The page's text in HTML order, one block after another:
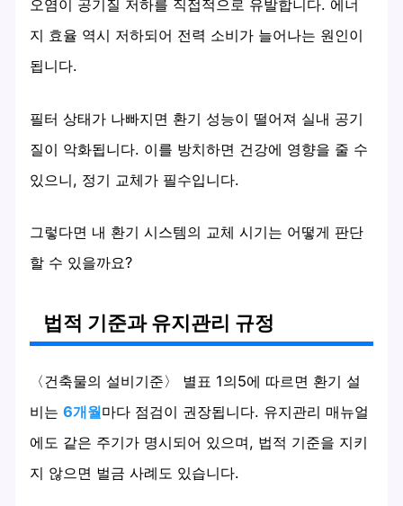
오염이 공기질 저하를 직접적으로 유발합니다. 에너
지 효율 역시 저하되어 전력 소비가 늘어나는 원인이
됩니다.
필터 상태가 나빠지면 환기 성능이 떨어져 실내 공기
질이 악화됩니다. 이를 방치하면 건강에 영향을 줄 수
있으니, 정기 교체가 필수입니다.
그렇다면 내 환기 시스템의 교체 시기는 어떻게 판단
할 수 있을까요?
법적 기준과 유지관리 규정
〈건축물의 설비기준〉 별표 1의5에 따르면 환기 설
비는6개월마다 점검이 권장됩니다. 유지관리 매뉴얼
에도 같은 주기가 명시되어 있으며, 법적 기준을 지키
지 않으면 벌금 사례도 있습니다.